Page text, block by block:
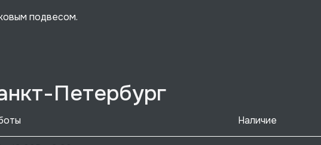
подвесом.
Петербург
Наличие